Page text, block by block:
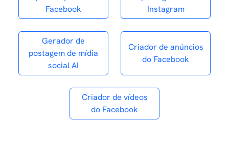
Facebook
Instagram
Gerador de
postagem de mídia
social AI
Criador de anúncios
do Facebook
Criador de vídeos
do Facebook